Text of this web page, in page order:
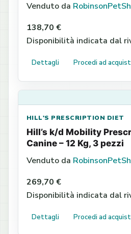
Venduto da
138,70 €
Disponibilità indicata dal
Dettagli Procedi ad
HILL'S PRESCRIPTION DIET
Hill’s k/d Mobility
Canine – 12 Kg, 3 pezzi
Venduto da
269,70 €
Disponibilità indicata dal
Dettagli Procedi ad